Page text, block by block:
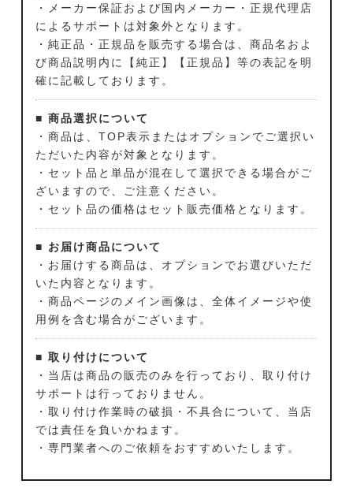
・メーカー保証および国内メーカー・正規代理店
によるサポートは対象外となります。
・純正品・正規品を販売する場合は、商品名およ
び商品説明内に【純正】【正規品】等の表記を明
確に記載しております。
■ 商品選択について
・商品は、TOP表示またはオプションでご選択い
ただいた内容が対象となります。
・セット品と単品が混在して選択できる場合がご
ざいますので、ご注意ください。
・セット品の価格はセット販売価格となります。
■ お届け商品について
・お届けする商品は、オプションでお選びいただ
いた内容となります。
・商品ページのメイン画像は、全体イメージや使
用例を含む場合がございます。
■ 取り付けについて
・当店は商品の販売のみを行っており、取り付け
サポートは行っておりません。
・取り付け作業時の破損・不具合について、当店
では責任を負いかねます。
・専門業者へのご依頼をおすすめいたします。